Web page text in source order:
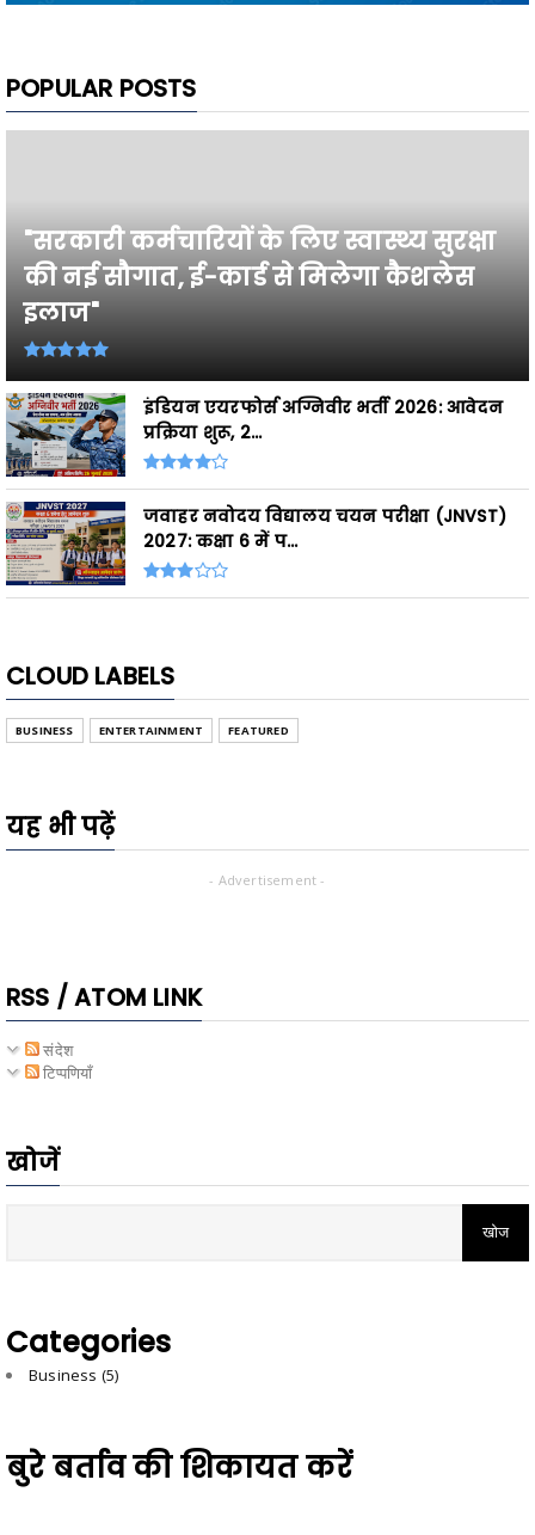
POPULAR POSTS
"सरकारी कर्मचारियों के लिए स्वास्थ्य सुरक्षा
की नई सौगात, ई-कार्ड से मिलेगा कैशलेस
इलाज"
इंडियन एयरफोर्स अग्निवीर भर्ती 2026: आवेदन
प्रक्रिया शुरू, 2...
जवाहर नवोदय विद्यालय चयन परीक्षा (JNVST)
2027: कक्षा 6 में प...
CLOUD LABELS
BUSINESS ENTERTAINMENT FEATURED
यह भी पढ़ें
- Advertisement -
RSS / ATOM LINK
संदेश
टिप्पणियाँ
खोजें
Categories
Business (5)
बुरे बर्ताव की शिकायत करें